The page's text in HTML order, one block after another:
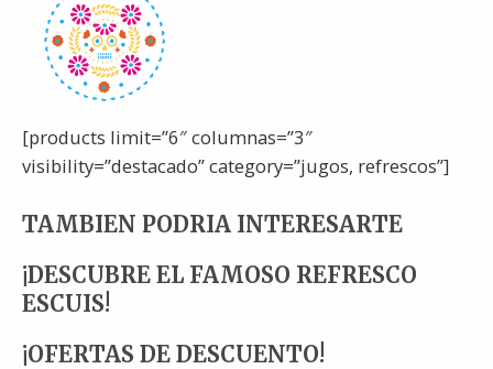
[products limit=”6″ columnas=”3″
visibility=”destacado” category=”jugos, refrescos”]
TAMBIEN PODRIA INTERESARTE
¡DESCUBRE EL FAMOSO REFRESCO
ESCUIS!
¡OFERTAS DE DESCUENTO!